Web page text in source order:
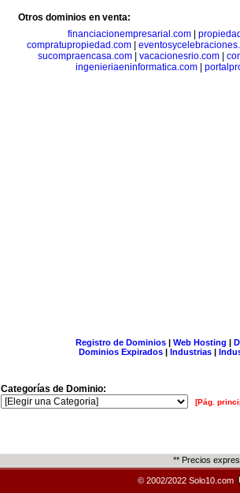
Otros dominios en venta:
financiacionempresarial.com
compratupropiedad.com
sucompraencasa.com| vacacionesrio.com|
ingenieriaeninformatica.com|
Registro de Dominios| Web Hosting |
Dominios Expirados | Industrias |
Categorías de Dominio:
[Pág.
** Precios
© 2002/2022 Solo10.com